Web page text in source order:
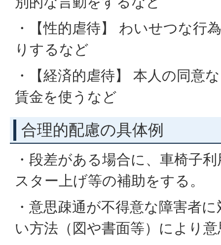
・【性的虐待】 わいせつな行
りするなど
・【経済的虐待】 本人の同意
賃金を使うなど
合理的配慮の具体例
・段差がある場合に、車椅子
スター上げ等の補助をする。
・意思疎通が不得意な障害者
い方法（図や書面等）により